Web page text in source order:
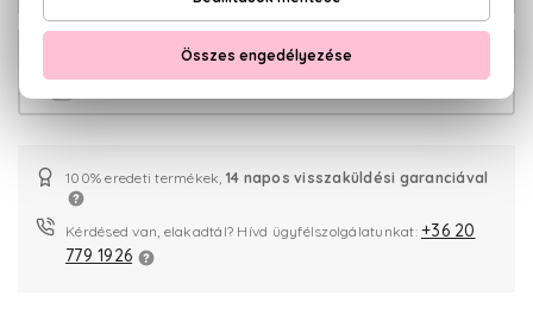
Aloe Vera Tusfürdő 250 ml
100% eredeti termékek, 14 napos visszaküldési garanciával
Kérdésed van, elakadtál? Hívd ügyfélszolgálatunkat: +36 20
779 1926